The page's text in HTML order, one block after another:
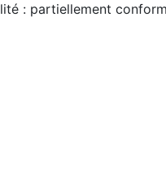
: partiellement